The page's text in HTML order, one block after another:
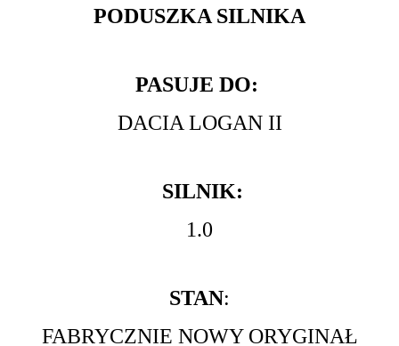
PODUSZKA SILNIKA
PASUJE DO:
DACIA LOGAN II
SILNIK:
1.0
STAN:
FABRYCZNIE NOWY ORYGINAŁ